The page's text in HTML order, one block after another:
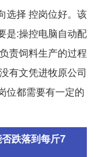
选择 控岗位好。该
是:操控电脑自动配
责饲料生产的过程
有文凭进牧原公司
位都需要有一定的
跌落到每斤7